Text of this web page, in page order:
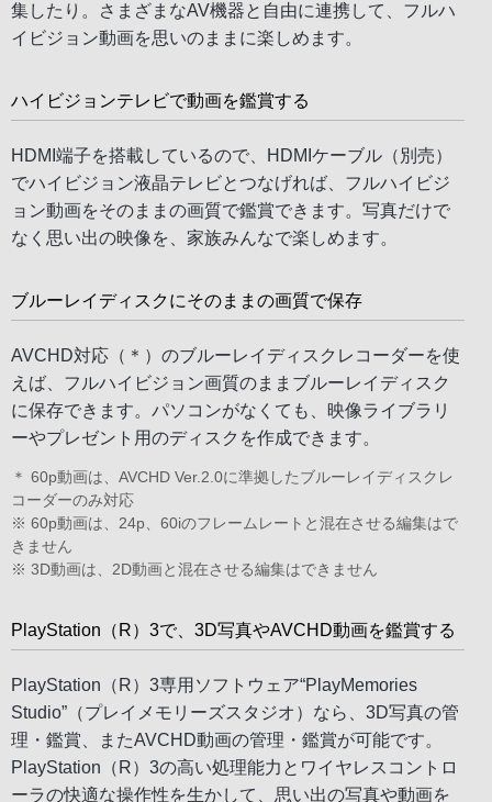
集したり。さまざまなAV機器と自由に連携して、フルハ
イビジョン動画を思いのままに楽しめます。
ハイビジョンテレビで動画を鑑賞する
HDMI端子を搭載しているので、HDMIケーブル（別売）
でハイビジョン液晶テレビとつなげれば、フルハイビジ
ョン動画をそのままの画質で鑑賞できます。写真だけで
なく思い出の映像を、家族みんなで楽しめます。
ブルーレイディスクにそのままの画質で保存
AVCHD対応（＊）のブルーレイディスクレコーダーを使
えば、フルハイビジョン画質のままブルーレイディスク
に保存できます。パソコンがなくても、映像ライブラリ
ーやプレゼント用のディスクを作成できます。
＊ 60p動画は、AVCHD Ver.2.0に準拠したブルーレイディスクレ
コーダーのみ対応
※ 60p動画は、24p、60iのフレームレートと混在させる編集はで
きません
※ 3D動画は、2D動画と混在させる編集はできません
PlayStation（R）3で、3D写真やAVCHD動画を鑑賞する
PlayStation（R）3専用ソフトウェア“PlayMemories
Studio”（プレイメモリーズスタジオ）なら、3D写真の管
理・鑑賞、またAVCHD動画の管理・鑑賞が可能です。
PlayStation（R）3の高い処理能力とワイヤレスコントロ
ーラの快適な操作性を生かして、思い出の写真や動画を